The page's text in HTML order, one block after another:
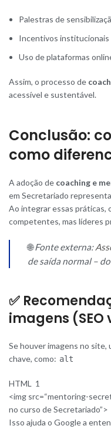
Palestras de
Incentivos institucionais
Uso de plataformas
Assim, o processo de
acessível e sustentável.
Conclusão:
como
A adoção de coaching e
em Secretariado
Ao integrar essas práticas,
competentes, mas líderes
🌐Fonte externa:
de saída normal –
✅
imagens (SEO
Se houver imagens no site,
chave, como: alt
HTML 1
<img src=“mentoring-
no curso de Secretariado”>
Isso ajuda o Google a